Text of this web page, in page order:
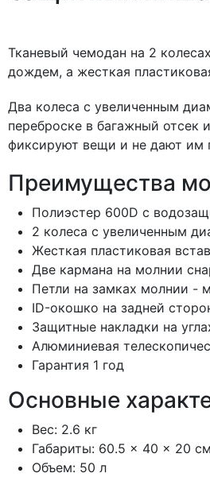
Тканевый чемодан на 2
дождем, а жесткая
Два колеса с увеличенным
переброске в багажный
фиксируют вещи и не дают им
Преимущества
Полиэстер 600D с
2 колеса с увеличенным
Жесткая пластиковая
Две кармана на молнии
Петли на замках молнии -
ID-окошко на задней
Защитные накладки на
Алюминиевая
Гарантия 1 год
Основные
Вес: 2.6 кг
Габариты: 60.5 × 40 × 20 см
Объем: 50 л